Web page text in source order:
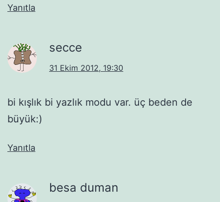
Yanıtla
secce
31 Ekim 2012, 19:30
bi kışlık bi yazlık modu var. üç beden de
büyük:)
Yanıtla
besa duman